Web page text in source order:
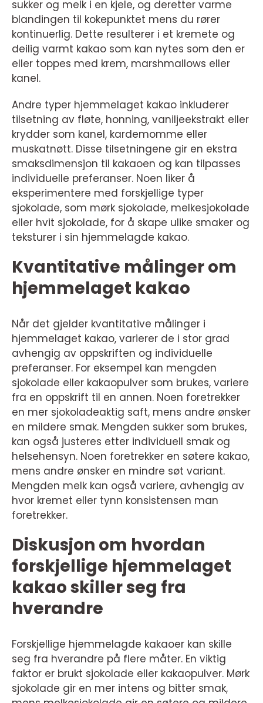
sukker og melk i en kjele, og deretter varme
blandingen til kokepunktet mens du rører
kontinuerlig. Dette resulterer i et kremete og
deilig varmt kakao som kan nytes som den er
eller toppes med krem, marshmallows eller
kanel.
Andre typer hjemmelaget kakao inkluderer
tilsetning av fløte, honning, vaniljeekstrakt eller
krydder som kanel, kardemomme eller
muskatnøtt. Disse tilsetningene gir en ekstra
smaksdimensjon til kakaoen og kan tilpasses
individuelle preferanser. Noen liker å
eksperimentere med forskjellige typer
sjokolade, som mørk sjokolade, melkesjokolade
eller hvit sjokolade, for å skape ulike smaker og
teksturer i sin hjemmelagde kakao.
Kvantitative målinger om
hjemmelaget kakao
Når det gjelder kvantitative målinger i
hjemmelaget kakao, varierer de i stor grad
avhengig av oppskriften og individuelle
preferanser. For eksempel kan mengden
sjokolade eller kakaopulver som brukes, variere
fra en oppskrift til en annen. Noen foretrekker
en mer sjokoladeaktig saft, mens andre ønsker
en mildere smak. Mengden sukker som brukes,
kan også justeres etter individuell smak og
helsehensyn. Noen foretrekker en søtere kakao,
mens andre ønsker en mindre søt variant.
Mengden melk kan også variere, avhengig av
hvor kremet eller tynn konsistensen man
foretrekker.
Diskusjon om hvordan
forskjellige hjemmelaget
kakao skiller seg fra
hverandre
Forskjellige hjemmelagde kakaoer kan skille
seg fra hverandre på flere måter. En viktig
faktor er brukt sjokolade eller kakaopulver. Mørk
sjokolade gir en mer intens og bitter smak,